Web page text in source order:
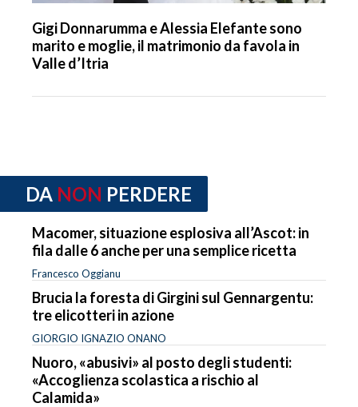
Gigi Donnarumma e Alessia Elefante sono
marito e moglie, il matrimonio da favola in
Valle d’Itria
DA NON PERDERE
Macomer, situazione esplosiva all’Ascot: in
fila dalle 6 anche per una semplice ricetta
Francesco Oggianu
Brucia la foresta di Girgini sul Gennargentu:
tre elicotteri in azione
GIORGIO IGNAZIO ONANO
Nuoro, «abusivi» al posto degli studenti:
«Accoglienza scolastica a rischio al
Calamida»